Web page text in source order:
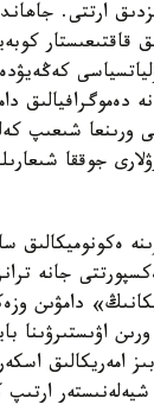
ارتتى.
قاقتىعىستار
دەموگرافيالىق
ورىنعا شىعىپ
جوققا
ەكونوميكالىق
جانە
دامۋىن
اۋىستىرۋىنا
امەريكالىق